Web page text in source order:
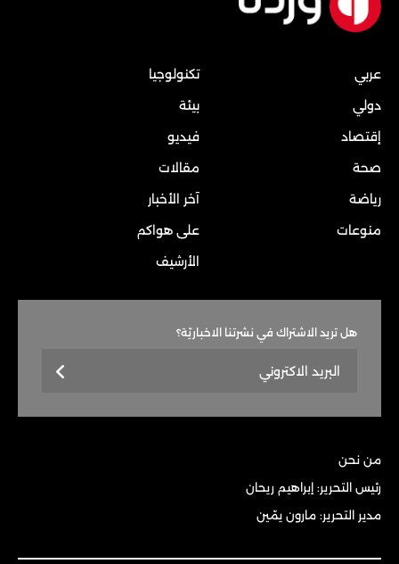
عربي
دولي
إقتصاد
صحة
رياضة
منوعات
تكنولوجيا
بيئة
فيديو
مقالات
آخر الأخبار
على هواكم
الأرشيف
هل تريد الاشتراك في نشرتنا الاخباريّة؟
من نحن
رئيس التحرير: إبراهيم ريحان
مدير التحرير: مارون يمّين